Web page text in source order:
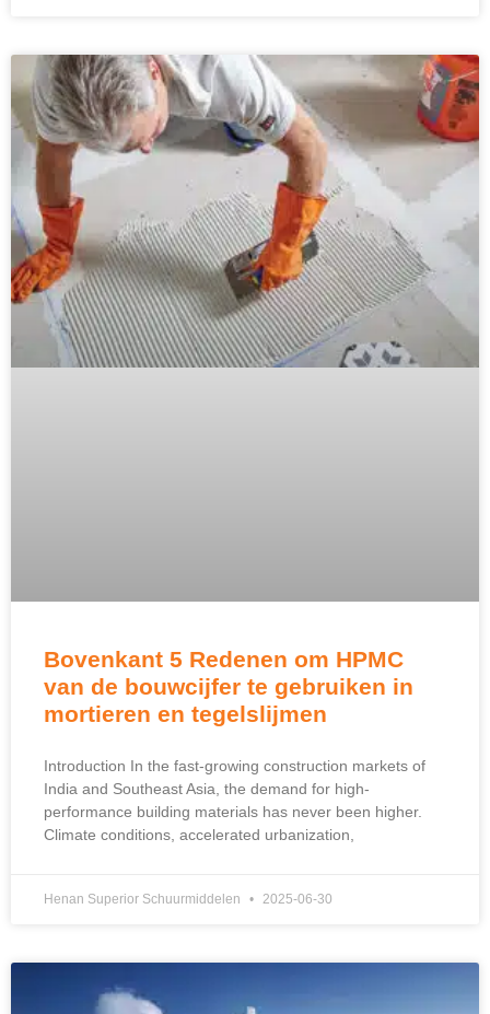
Bovenkant 5 Redenen om HPMC
van de bouwcijfer te gebruiken in
mortieren en tegelslijmen
Introduction In the fast-growing construction markets of
India and Southeast Asia the demand for high-
performance building materials has never been higher.
Climate conditions accelerated urbanization
Henan Superior Schuurmiddelen 2025-06-30